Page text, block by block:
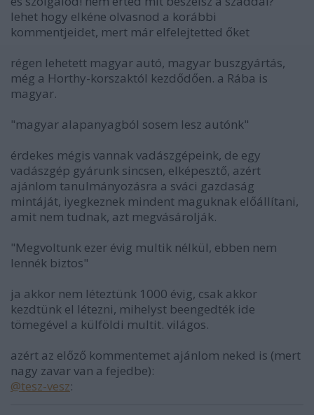
lehet hogy elkéne olvasnod a korábbi
kommentjeidet, mert már elfelejtetted őket
régen lehetett magyar autó, magyar buszgyártás,
még a Horthy-korszaktól kezdődően. a Rába is
magyar.
"magyar alapanyagból sosem lesz autónk"
érdekes mégis vannak vadászgépeink, de egy
vadászgép gyárunk sincsen, elképesztő, azért
ajánlom tanulmányozásra a sváci gazdaság
mintáját, iyegkeznek mindent maguknak előállítani,
amit nem tudnak, azt megvásárolják.
"Megvoltunk ezer évig multik nélkül, ebben nem
lennék biztos"
ja akkor nem léteztünk 1000 évig, csak akkor
kezdtünk el létezni, mihelyst beengedték ide
tömegével a külföldi multit. világos.
azért az előző kommentemet ajánlom neked is (mert
nagy zavar van a fejedbe):
@tesz-vesz: